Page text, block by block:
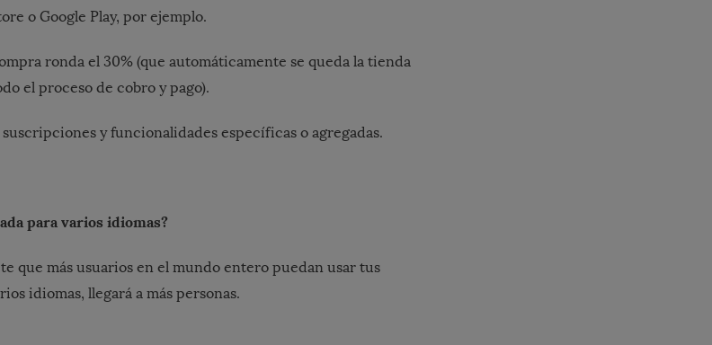
o Google Play, por ejemplo.
ronda el 30% (que automáticamente se queda la tienda
el proceso de cobro y pago).
y funcionalidades específicas o agregadas.
para varios idiomas?
que más usuarios en el mundo entero puedan usar tus
idiomas, llegará a más personas.